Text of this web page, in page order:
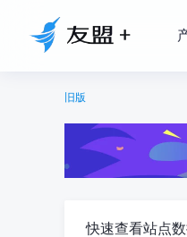
旧版
快速查看站点